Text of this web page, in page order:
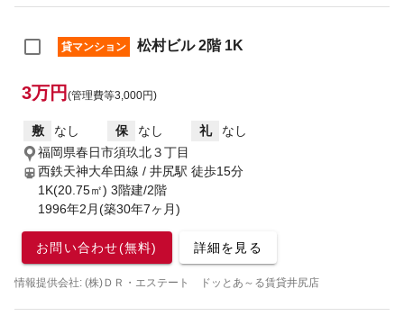
貸マンション 松村ビル 2階 1K
3万円 (管理費等3,000円)
敷 なし 保 なし 礼
なし
福岡県春日市須玖北３丁目
西鉄天神大牟田線 / 井尻駅 徒歩15分
1K(20.75㎡) 3階建/2階
1996年2月(築30年7ヶ月)
お問い合わせ(無料) 詳細を見る
情報提供会社: (株)ＤＲ・エステート ドッとあ～る賃貸井尻店